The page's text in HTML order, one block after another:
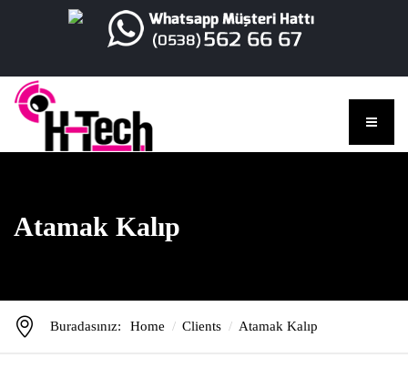
Atamak Kalıp
Buradasınız: Home Clients Atamak Kalıp